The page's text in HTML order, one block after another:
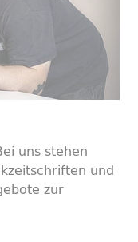
uns stehen
und
zur